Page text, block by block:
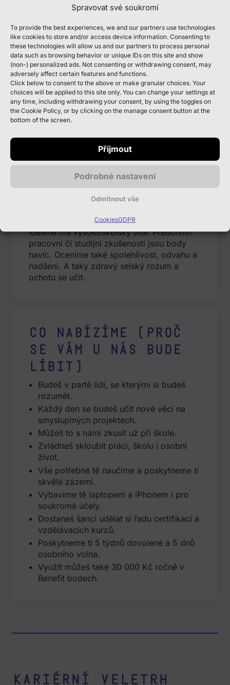
Spravovat své soukromí
To provide the best experiences, we and our partners use technologies
like cookies to store and/or access device information. Consenting to
these technologies will allow us and our partners to process personal
data such as browsing behavior or unique IDs on this site and show
(non-) personalized ads. Not consenting or withdrawing consent, may
adversely affect certain features and functions.
Click below to consent to the above or make granular choices. Your
choices will be applied to this site only. You can change your settings at
any time, including withdrawing your consent, by using the toggles on
the Cookie Policy, or by clicking on the manage consent button at the
bottom of the screen.
Přijmout
Odmítnout vše
Podrobné nastavení
CookiesGDPR
tak skloubit práci, školu i osobní život.
Vyjdeme ti vstříc při plánování práce. Rádi
bychom tě měli k dispozici alespoň na tři
dny v týdnu. Ale neboj, nestane se, že bys
neměl čas připravit se na zkoušky nebo
vyrazit na akci s kamarády. Když ti půjde
práce od ruky, určitě se domluvíme na
prodloužení spolupráce.
Co oceníme
(požadavky na
uchazeče)
Hodil by se nám někdo jazykově dobře
jako s lidmi, ovládá počítač (MS Office) a
ideálně má vysokoškolský titul. Předchozí
pracovní či studijní zkušenosti jsou body
navíc. Oceníme také spolehlivost, odvahu a
nadšení. A taky zdravý selský rozum a
ochotu se učit.
Co nabízíme (proč
se vám u nás bude
líbit)
Budeš v partě lidí, se kterými si budeš
rozumět.
Každý den se budeš učit nové věci na
smysluplných projektech.
Můžeš to s námi zkusit už při škole.
Zvládneš skloubit práci, školu i osobní
život.
Vše potřebné tě naučíme a poskytneme ti
skvělé zázemí.
Vybavíme tě laptopem a iPhonem i pro
soukromé účely.
Dostaneš šanci udělat si řadu certifikací a
vzdělávacích kurzů.
Poskytneme ti 5 týdnů dovolené a 5 dnů
osobního volna.
Využít můžeš také 30 000 Kč ročně v
Benefit bodech.
Kariérní veletrh